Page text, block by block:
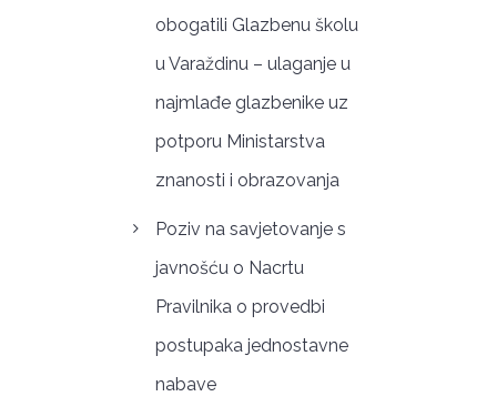
obogatili Glazbenu školu
u Varaždinu – ulaganje u
najmlađe glazbenike uz
potporu Ministarstva
znanosti i obrazovanja
Poziv na savjetovanje s
javnošću o Nacrtu
Pravilnika o provedbi
postupaka jednostavne
nabave